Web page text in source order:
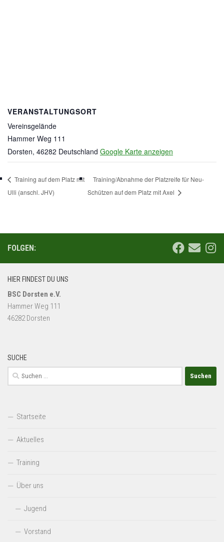
VERANSTALTUNGSORT
Vereinsgelände
Hammer Weg 111
Dorsten, 46282 Deutschland Google Karte anzeigen
Training auf dem Platz mit
Ulli (anschl. JHV)
Training/Abnahme der Platzreife für Neu-
Schützen auf dem Platz mit Axel
FOLGEN:
HIER FINDEST DU UNS
BSC Dorsten e.V.
Hammer Weg 111
46282 Dorsten
SUCHE
Suchen
nach:
Startseite
Aktuelles
Training
Über uns
Jugend
Vorstand